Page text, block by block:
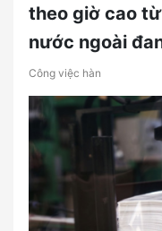
theo giờ cao
nước ngoài
Công việc hàn